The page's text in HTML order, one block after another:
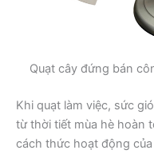
Quạt cây đứng bán
Khi quạt làm việc, sức
từ thời tiết mùa hè hoàn
cách thức hoạt động